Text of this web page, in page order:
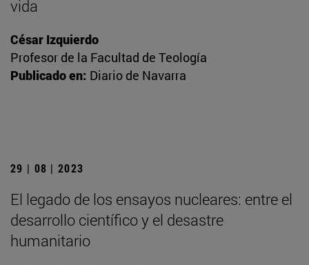
vida
César Izquierdo
Profesor de la Facultad de Teología
Publicado en: Diario de Navarra
29 | 08 | 2023
El legado de los ensayos nucleares: entre el
desarrollo científico y el desastre
humanitario